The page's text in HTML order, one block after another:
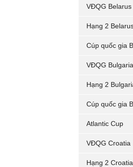
VĐQG Belarus
Hạng 2
Cúp quốc gia
VĐQG Bulgaria
Hạng 2
Cúp quốc gia
Atlantic Cup
VĐQG Croatia
Hạng 2 Croatia